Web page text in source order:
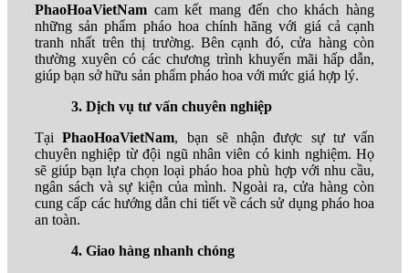
PhaoHoaVietNam cam kết mang đến cho khách hàng
những sản phẩm pháo hoa chính hãng với giá cả cạnh
tranh nhất trên thị trường. Bên cạnh đó, cửa hàng còn
thường xuyên có các chương trình khuyến mãi hấp dẫn,
giúp bạn sở hữu sản phẩm pháo hoa với mức giá hợp lý.
3. Dịch vụ tư vấn chuyên nghiệp
TạiPhaoHoaVietNam, bạn sẽ nhận được sự tư vấn
chuyên nghiệp từ đội ngũ nhân viên có kinh nghiệm. Họ
sẽ giúp bạn lựa chọn loại pháo hoa phù hợp với nhu cầu,
ngân sách và sự kiện của mình. Ngoài ra, cửa hàng còn
cung cấp các hướng dẫn chi tiết về cách sử dụng pháo hoa
an toàn.
4. Giao hàng nhanh chóng